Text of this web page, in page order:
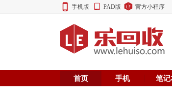
手机版 PAD版 官方小程序
首页 手机 笔记